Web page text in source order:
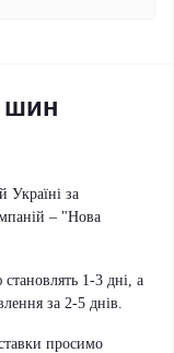
шин
Україні за
– "Нова
1-3 дні, а
за 2-5 днів.
просимо